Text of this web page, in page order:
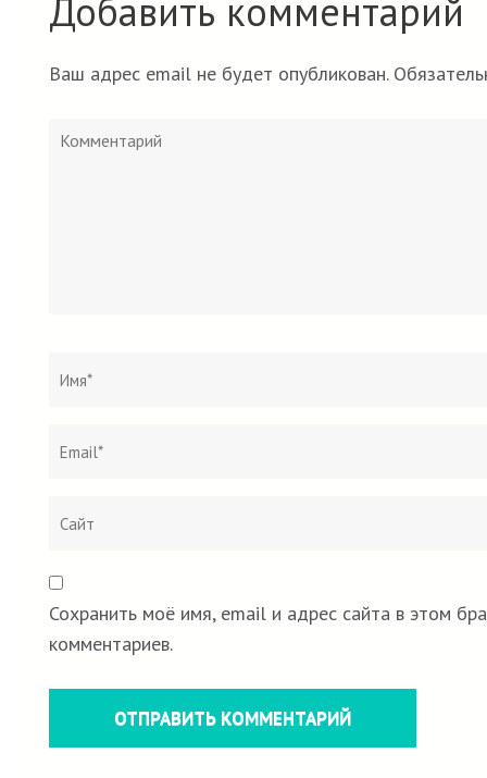
Добавить комментарий
Ваш адрес email не будет опубликован.
Комментарий
Сохранить моё имя, email и адрес сайта в этом
комментариев.